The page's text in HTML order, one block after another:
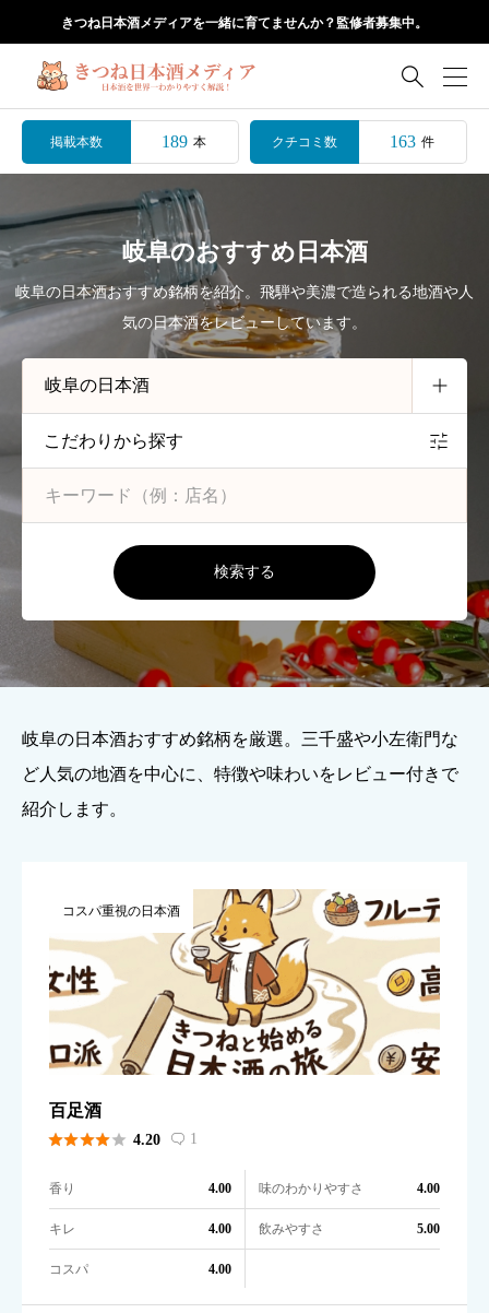
きつね日本酒メディアを一緒に育てませんか？監修者募集中。

掲載本数 189 本 クチコミ数 163 件
岐阜のおすすめ日本酒
岐阜の日本酒おすすめ銘柄を紹介。飛騨や美濃で造られる地酒や人
気の日本酒をレビューしています。
こだわりから探す
検索する
岐阜の日本酒おすすめ銘柄を厳選。三千盛や小左衛門な
ど人気の地酒を中心に、特徴や味わいをレビュー付きで
紹介します。
コスパ重視の日本酒
百足酒
 4.20  1
香り 4.00 味のわかりやすさ 4.00
キレ 4.00 飲みやすさ 5.00
コスパ 4.00